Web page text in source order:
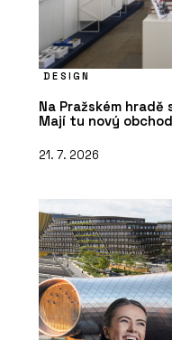
DESIGN
Na Pražském
Mají tu nový
21. 7. 2026